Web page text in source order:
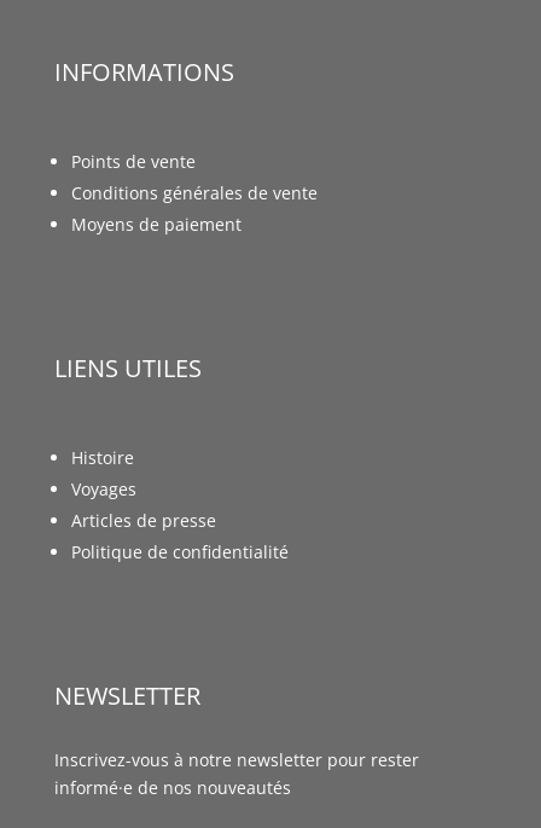
INFORMATIONS
Points de vente
Conditions générales de vente
Moyens de paiement
LIENS UTILES
Histoire
Voyages
Articles de presse
Politique de confidentialité
NEWSLETTER
Inscrivez-vous à notre newsletter pour rester
informé·e de nos nouveautés